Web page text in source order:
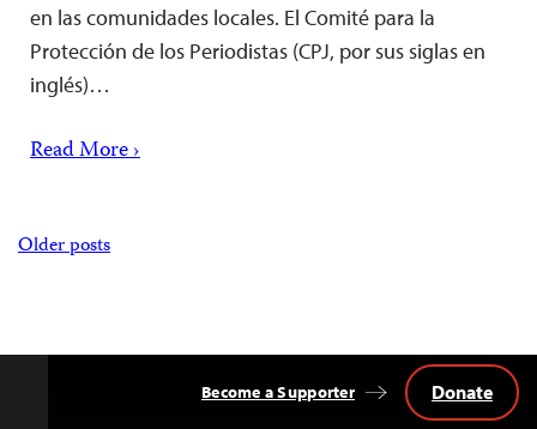
en las comunidades locales. El Comité para la
Protección de los Periodistas (CPJ, por sus siglas en
inglés)…
Read More ›
Posts
Older posts
Become a Supporter Donate